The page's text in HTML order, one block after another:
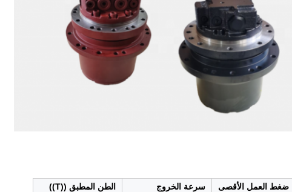
ضغط العمل الأقصى
سرعة الخروج
الطن المطبق ((T))